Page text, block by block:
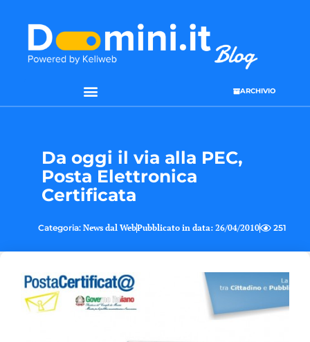
ARCHIVIO
Da oggi il via alla PEC,
Posta Elettronica
Certificata
Categoria: News dal WebPubblicato in data: 26/04/2010 251